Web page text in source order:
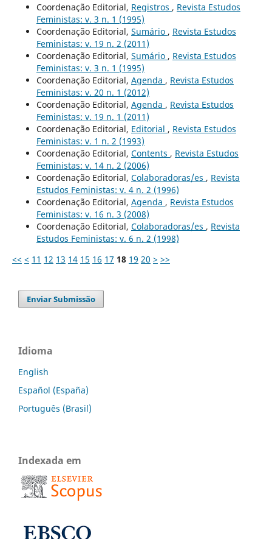
Coordenação Editorial, Registros , Revista Estudos
Feministas: v. 3 n. 1 (1995)
Coordenação Editorial, Sumário , Revista Estudos
Feministas: v. 19 n. 2 (2011)
Coordenação Editorial, Sumário , Revista Estudos
Feministas: v. 3 n. 1 (1995)
Coordenação Editorial, Agenda , Revista Estudos
Feministas: v. 20 n. 1 (2012)
Coordenação Editorial, Agenda , Revista Estudos
Feministas: v. 19 n. 1 (2011)
Coordenação Editorial, Editorial , Revista Estudos
Feministas: v. 1 n. 2 (1993)
Coordenação Editorial, Contents , Revista Estudos
Feministas: v. 14 n. 2 (2006)
Coordenação Editorial, Colaboradoras/es , Revista
Estudos Feministas: v. 4 n. 2 (1996)
Coordenação Editorial, Agenda , Revista Estudos
Feministas: v. 16 n. 3 (2008)
Coordenação Editorial, Colaboradoras/es , Revista
Estudos Feministas: v. 6 n. 2 (1998)
<< < 11 12 13 14 15 16 17 18 19 20 > >>
Enviar Submissão
Idioma
English
Español (España)
Português (Brasil)
Indexada em